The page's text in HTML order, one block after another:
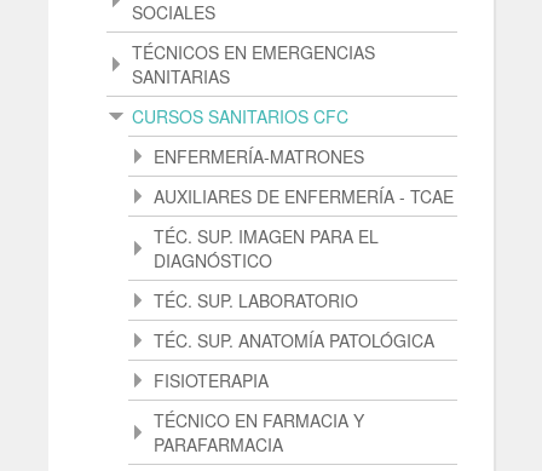
SOCIALES
TÉCNICOS EN EMERGENCIAS
SANITARIAS
CURSOS SANITARIOS CFC
ENFERMERÍA-MATRONES
AUXILIARES DE ENFERMERÍA - TCAE
TÉC. SUP. IMAGEN PARA EL
DIAGNÓSTICO
TÉC. SUP. LABORATORIO
TÉC. SUP. ANATOMÍA PATOLÓGICA
FISIOTERAPIA
TÉCNICO EN FARMACIA Y
PARAFARMACIA